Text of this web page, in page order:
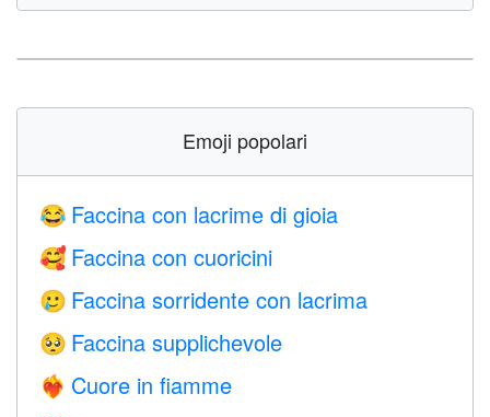
Emoji popolari
😂 Faccina con lacrime di gioia
🥰 Faccina con cuoricini
🥲 Faccina sorridente con lacrima
🥺 Faccina supplichevole
❤️‍🔥 Cuore in fiamme